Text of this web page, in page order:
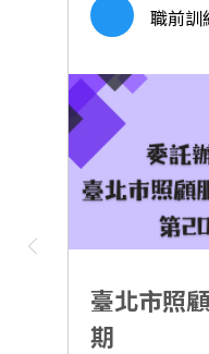
職前訓
臺北市照
期